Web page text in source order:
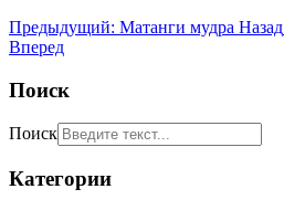
Предыдущий: Матанги мудра Назад
Вперед
Поиск
Поиск
Категории